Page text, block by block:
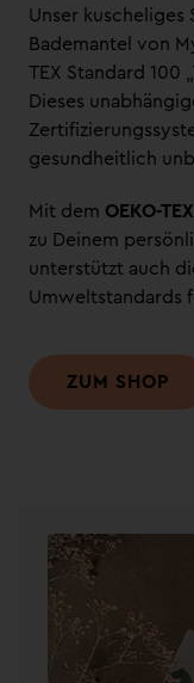
Unser
Bademantel von
TEX Standard 100
Dieses
gesundheitlich
Mit dem OEKO-
zu Deinem
unterstützt auch
Umweltstandards
ZUM SHOP